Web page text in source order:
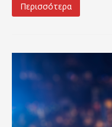
Περισσότερα